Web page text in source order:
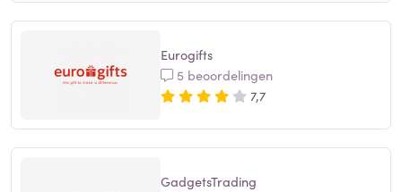
Eurogifts
5 beoordelingen
7,7
GadgetsTrading